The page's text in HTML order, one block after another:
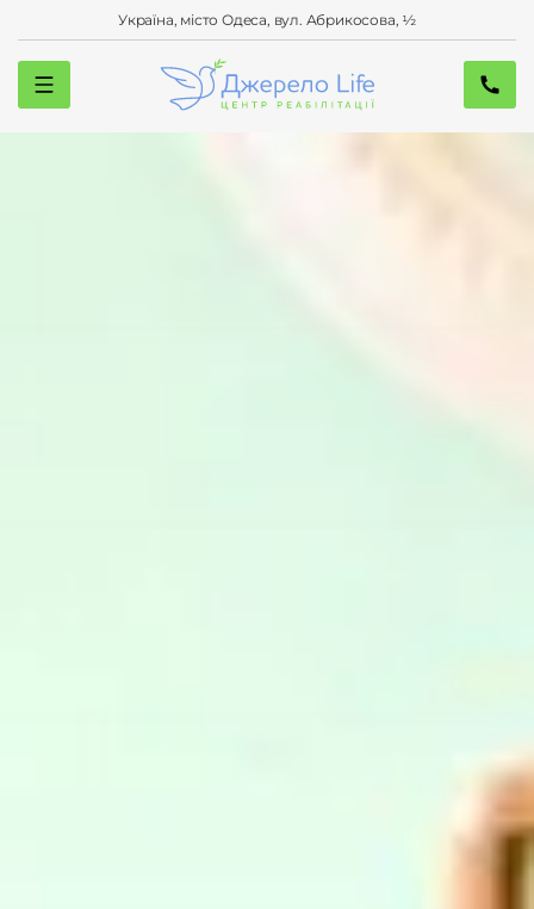
Україна, місто Одеса, вул. Абрикосова, ½